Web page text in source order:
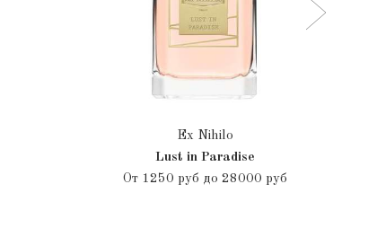
Ex Nihilo
Lust in Paradise
От 1250 руб до 28000 руб